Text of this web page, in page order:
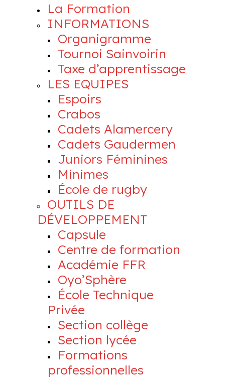
La Formation
INFORMATIONS
Organigramme
Tournoi Sainvoirin
Taxe d’apprentissage
LES EQUIPES
Espoirs
Crabos
Cadets Alamercery
Cadets Gaudermen
Juniors Féminines
Minimes
École de rugby
OUTILS DE
DÉVELOPPEMENT
Capsule
Centre de formation
Académie FFR
Oyo’Sphère
École Technique
Privée
Section collège
Section lycée
Formations
professionnelles